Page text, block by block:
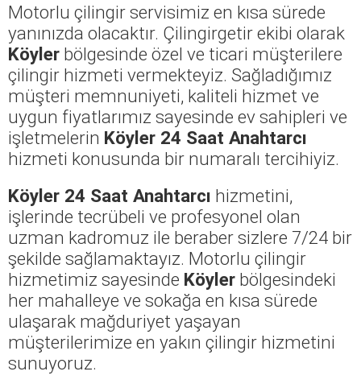
Motorlu çilingir servisimiz en kısa sürede
yanınızda olacaktır. Çilingirgetir ekibi olarak
Köyler bölgesinde özel ve ticari müşterilere
çilingir hizmeti vermekteyiz. Sağladığımız
müşteri memnuniyeti, kaliteli hizmet ve
uygun fiyatlarımız sayesinde ev sahipleri ve
işletmelerin Köyler 24 Saat Anahtarcı
hizmeti konusunda bir numaralı tercihiyiz.
Köyler 24 Saat Anahtarcı hizmetini,
işlerinde tecrübeli ve profesyonel olan
uzman kadromuz ile beraber sizlere 7/24 bir
şekilde sağlamaktayız. Motorlu çilingir
hizmetimiz sayesinde Köyler bölgesindeki
her mahalleye ve sokağa en kısa sürede
ulaşarak mağduriyet yaşayan
müşterilerimize en yakın çilingir hizmetini
sunuyoruz.